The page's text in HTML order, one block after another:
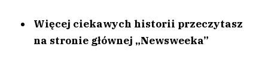
Więcej ciekawych historii przeczytasz
na stronie głównej „Newsweeka”